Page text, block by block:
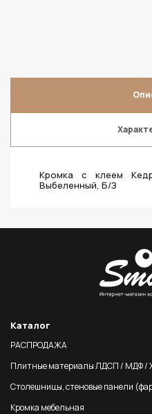
Кромка с клеем
Выбеленный, Б/З
Каталог
РАСПРОДАЖА
Плитные материалы ЛДСП / МДФ /
Столешницы, стеновые панели
Кромка мебельная